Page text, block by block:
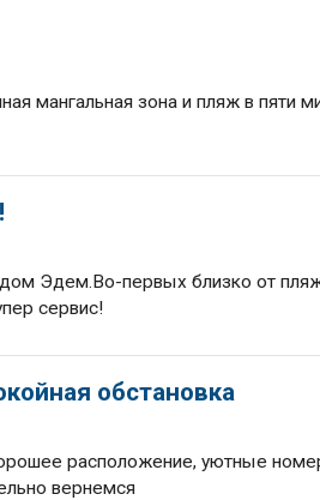
мангальная зона и пляж в пяти
Эдем.Во-первых близко от
сервис!
обстановка
расположение, уютные
вернемся